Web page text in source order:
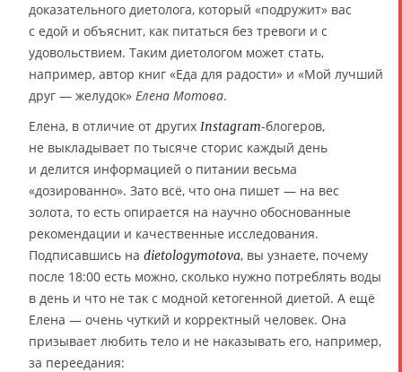
доказательного диетолога, который «подружит» вас
с едой и объяснит, как питаться без тревоги и с
удовольствием. Таким диетологом может стать,
например, автор книг «Еда для радости» и «Мой лучший
друг — желудок» Елена Мотова.
Елена, в отличие от других Instagram-блогеров,
не выкладывает по тысяче сторис каждый день
и делится информацией о питании весьма
«дозированно». Зато всё, что она пишет — на вес
золота, то есть опирается на научно обоснованные
рекомендации и качественные исследования.
Подписавшись на dietologymotova, вы узнаете, почему
после 18:00 есть можно, сколько нужно потреблять воды
в день и что не так с модной кетогенной диетой. А ещё
Елена — очень чуткий и корректный человек. Она
призывает любить тело и не наказывать его, например,
за переедания: